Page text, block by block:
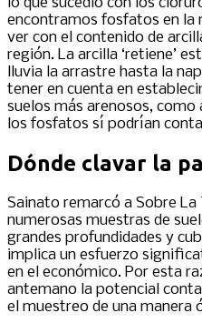
encontramos fosfatos en la
ver con el contenido de
región. La arcilla ‘retiene’
lluvia la arrastre hasta la
tener en cuenta en
suelos más arenosos, como
los fosfatos sí podrían
Dónde clavar la
Sainato remarcó a Sobre
numerosas muestras de
grandes profundidades y
implica un esfuerzo
en el económico. Por esta
antemano la potencial
el muestreo de una manera